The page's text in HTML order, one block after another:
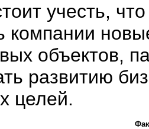
учесть,
компании
объектов,
развитию
целей.